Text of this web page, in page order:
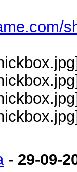
- 29-09-